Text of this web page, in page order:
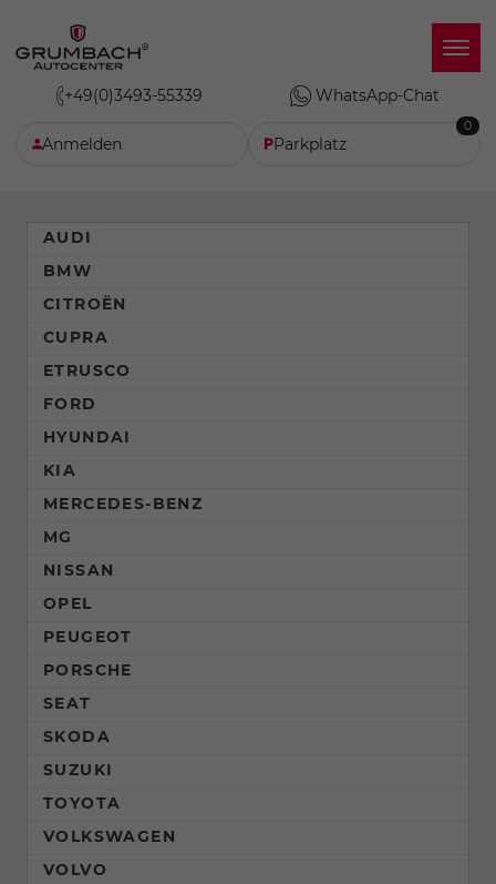
+49(0)3493-55339 WhatsApp-Chat
Anmelden Parkplatz
0
AUDI
BMW
CITROËN
CUPRA
ETRUSCO
FORD
HYUNDAI
KIA
MERCEDES-BENZ
MG
NISSAN
OPEL
PEUGEOT
PORSCHE
SEAT
SKODA
SUZUKI
TOYOTA
VOLKSWAGEN
VOLVO